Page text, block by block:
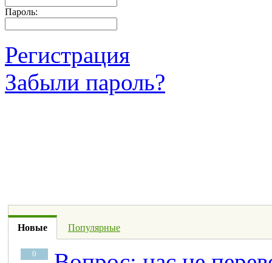
Пароль:
Регистрация
Забыли пароль?
Новые Популярные
0